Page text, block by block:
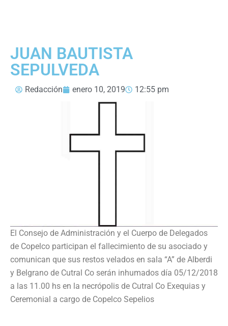
JUAN BAUTISTA
SEPULVEDA
Redacción enero 10, 2019 12:55 pm
El Consejo de Administración y el Cuerpo de Delegados
de Copelco participan el fallecimiento de su asociado y
comunican que sus restos velados en sala “A” de Alberdi
y Belgrano de Cutral Co serán inhumados día 05/12/2018
a las 11.00 hs en la necrópolis de Cutral Co Exequias y
Ceremonial a cargo de Copelco Sepelios